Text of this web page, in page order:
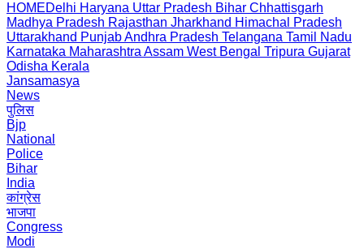
HOMEDelhi Haryana Uttar Pradesh Bihar Chhattisgarh
Madhya Pradesh Rajasthan Jharkhand Himachal Pradesh
Uttarakhand PunjabAndhra Pradesh Telangana Tamil Nadu
Karnataka Maharashtra Assam West Bengal Tripura Gujarat
Odisha Kerala
Jansamasya
News
पुलिस
Bjp
National
Police
Bihar
India
कांग्रेस
भाजपा
Congress
Modi